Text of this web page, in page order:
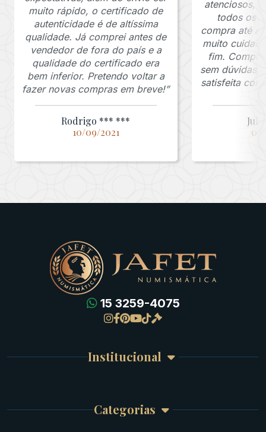
muito rápido, o certificado de
autenticidade é de altíssima
qualidade. Já comprei antes de
vendedor de fora do país e a
qualidade do certificado era
bem inferior. Pretendo voltar a
fazer novas compras em breve!”
Rodrigo *** ***
10/09/2021
atenciosos,
todos os
compra até a
muito
fim.
sem dúvidas,
satisfeita com
03/
15 3259-4075
Institucional
Meus Pedidos
Carrinho de Compra
Atendimento
Categorias
Gregas
Byzantinas
Bíblicas
Ouro